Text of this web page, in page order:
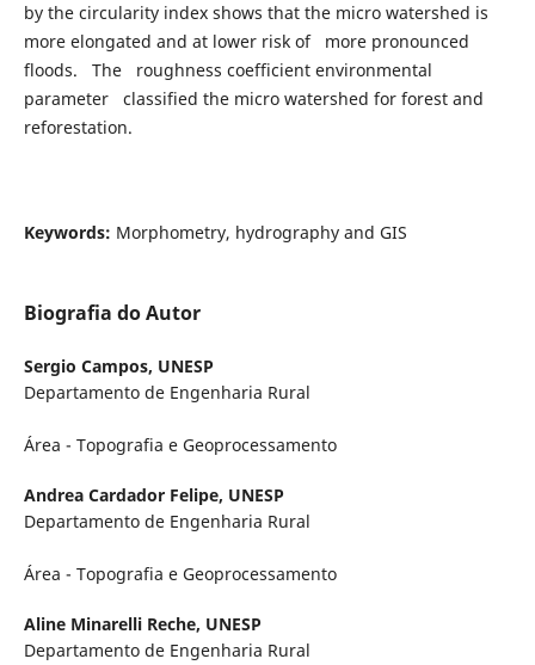
by the circularity index shows that the micro watershed is
more elongated and at lower risk of more pronounced
floods. The roughness coefficient environmental
parameter classified the micro watershed for forest and
reforestation.
Keywords: Morphometry, hydrography and GIS
Biografia do Autor
Sergio Campos, UNESP
Departamento de Engenharia Rural
Área - Topografia e Geoprocessamento
Andrea Cardador Felipe, UNESP
Departamento de Engenharia Rural
Área - Topografia e Geoprocessamento
Aline Minarelli Reche, UNESP
Departamento de Engenharia Rural